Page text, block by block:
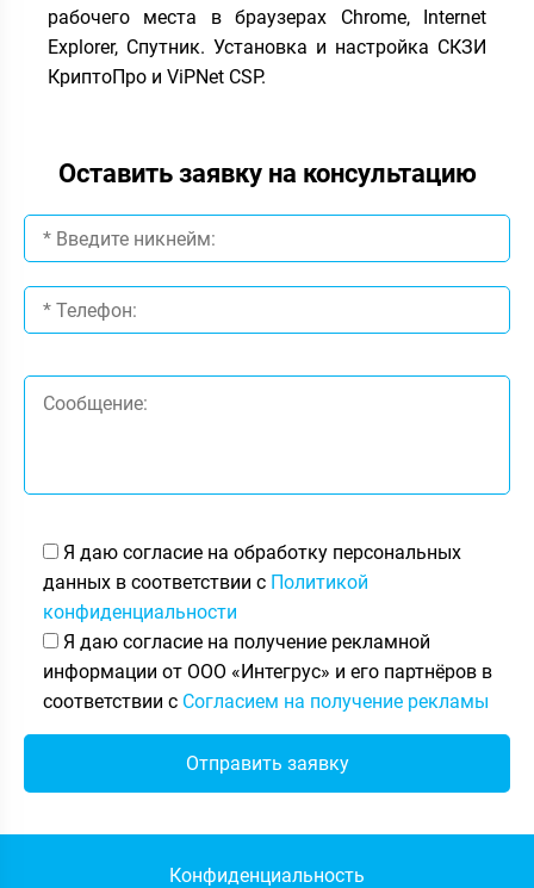
рабочего места в браузерах Chrome, Internet
Explorer, Спутник. Установка и настройка СКЗИ
КриптоПро и ViPNet CSP.
Оставить заявку на консультацию
Я даю согласие на обработку персональных
данных в соответствии с Политикой
конфиденциальности
Я даю согласие на получение рекламной
информации от ООО «Интегрус» и его партнёров в
соответствии с Согласием на получение рекламы
Конфиденциальность